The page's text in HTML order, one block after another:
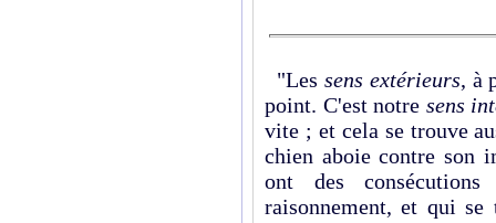
"Lessens extérieurs, à
point. C'est notre sens
vite ; et cela se trouve
chien aboie contre son
ont des
raisonnement, et qui se